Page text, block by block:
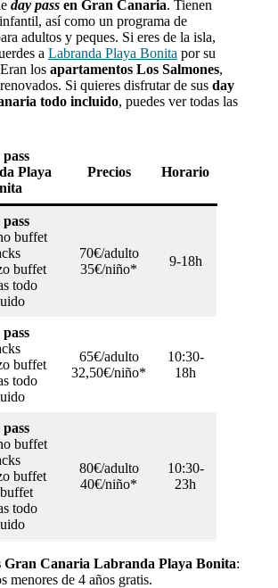
day pass en Gran Canaria. Tienen
así como un programa de
adultos y peques. Si eres de la isla,
a Labranda Playa Bonita por su
los apartamentos Los Salmones,
Si quieres disfrutar de sus day
todo incluido, puedes ver todas las
Playa
Precios Horario
buffet
buffet
todo
70€/adulto
35€/niño*
9-18h
buffet
todo
65€/adulto
32,50€/niño*
10:30-
18h
buffet
buffet
todo
80€/adulto
40€/niño*
10:30-
23h
Gran Canaria Labranda Playa Bonita:
menores de 4 años gratis.